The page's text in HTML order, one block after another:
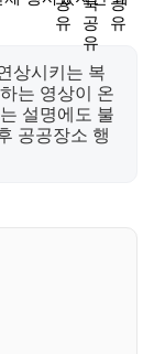
상시키는 복
는 영상이 온
설명에도 불
공공장소 행